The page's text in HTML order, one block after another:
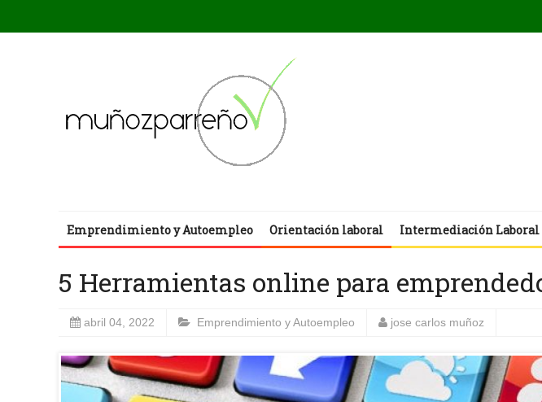
Emprendimiento y Autoempleo Orientación laboral Intermediación Laboral
5 Herramientas online para
abril 04, 2022 Emprendimiento y Autoempleo jose carlos muñoz